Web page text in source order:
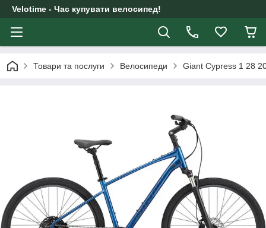
Velotime - Час купувати велосипед!
Товари та послуги Велосипеди Giant Cypress 1 28